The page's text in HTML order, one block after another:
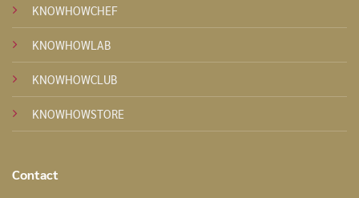
KNOWHOWCHEF
KNOWHOWLAB
KNOWHOWCLUB
KNOWHOWSTORE
Contact